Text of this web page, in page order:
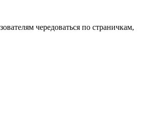
чередоваться по страничкам,